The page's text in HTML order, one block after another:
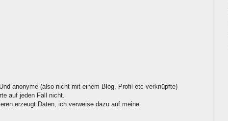
Und anonyme (also nicht mit einem Blog, Profil etc verknüpfte)
auf jeden Fall nicht.
erzeugt Daten, ich verweise dazu auf meine